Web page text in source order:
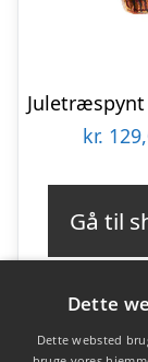
kr.
Gå til
Dette
Dette websted